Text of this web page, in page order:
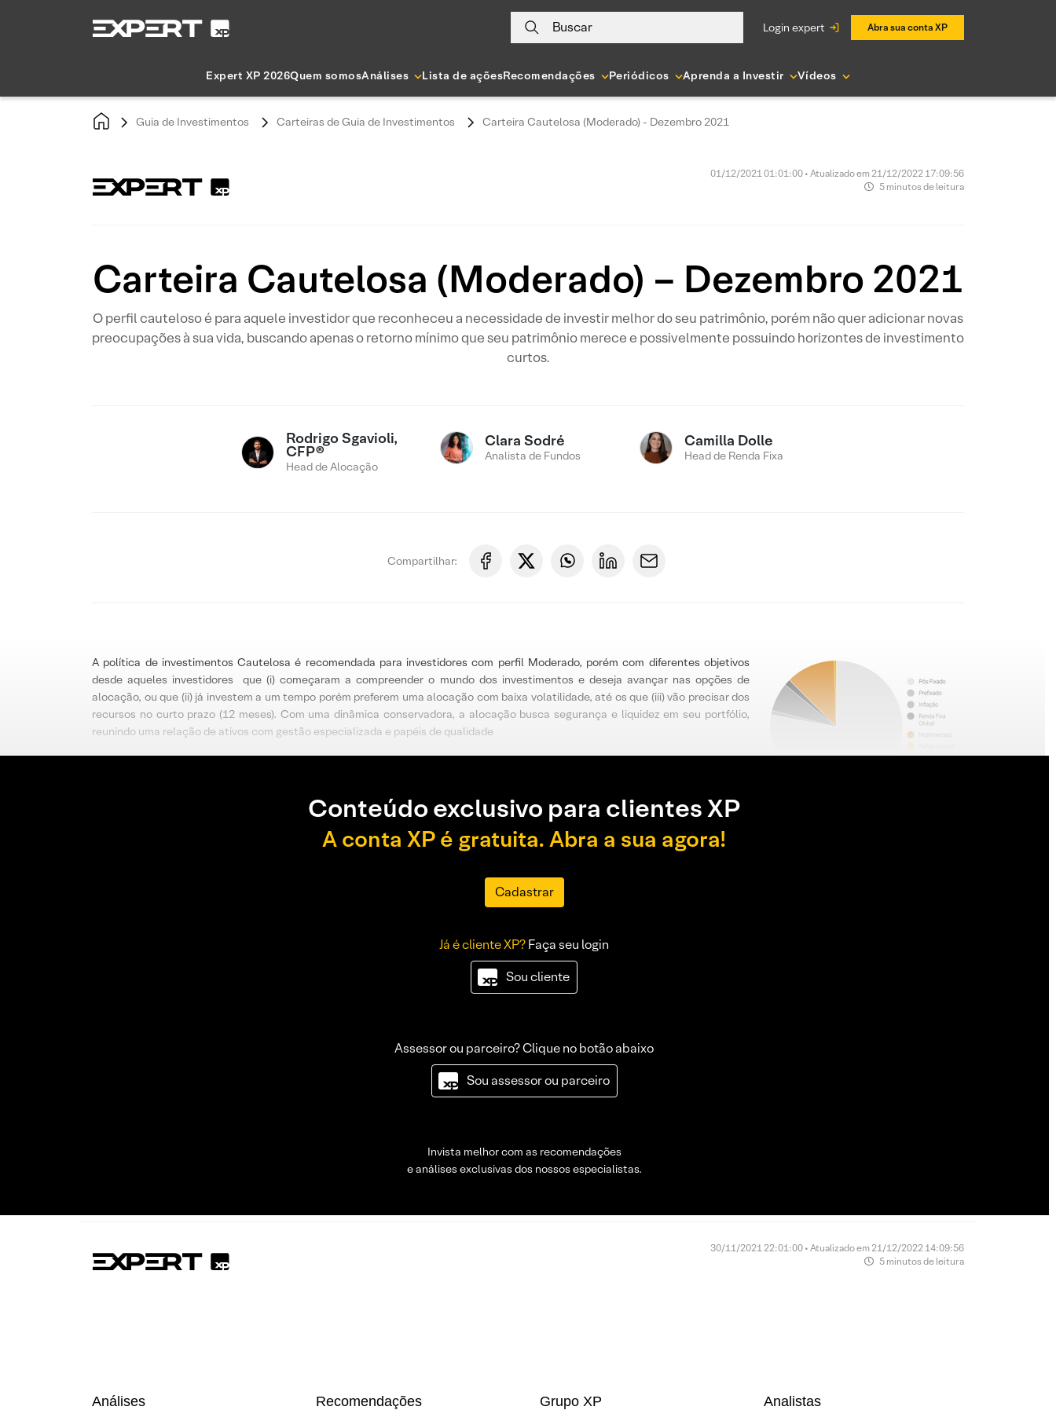
Buscar login expert Abra sua conta XP
Expert XP 2026Quem somosAnálises Lista de açõesRecomendações Periódicos Aprenda a Investir Vídeos
Guia de Investimentos Carteiras de Guia de Investimentos Carteira Cautelosa (Moderado) - Dezembro 2021
01/12/2021 01:01:00 • Atualizado em 21/12/2022 17:09:56
5 minutos de leitura
Carteira Cautelosa (Moderado) – Dezembro 2021
O perfil cauteloso é para aquele investidor que reconheceu a necessidade de investir melhor do seu patrimônio, porém não quer adicionar novas
preocupações à sua vida, buscando apenas o retorno mínimo que seu patrimônio merece e possivelmente possuindo horizontes de investimento
curtos.
Rodrigo Sgavioli,
CFP®
Head de Alocação
Clara Sodré
Analista de Fundos
Camilla Dolle
Head de Renda Fixa
Compartilhar:
A política de investimentos Cautelosa é recomendada para investidores com perfil Moderado, porém com diferentes objetivos
desde aqueles investidores que (i) começaram a compreender o mundo dos investimentos e deseja avançar nas opções de
alocação, ou que (ii) já investem a um tempo porém preferem uma alocação com baixa volatilidade, até os que (iii) vão precisar dos
recursos no curto prazo (12 meses). Com uma dinâmica conservadora, a alocação busca segurança e liquidez em seu portfólio,
reunindo uma relação de ativos com gestão especializada e papéis de qualidade
Conteúdo exclusivo para clientes XP
A conta XP é gratuita. Abra a sua agora!
Cadastrar
Já é cliente XP?Faça seu login
Sou cliente
Assessor ou parceiro? Clique no botão abaixo
Sou assessor ou parceiro
Invista melhor com as recomendações
e análises exclusivas dos nossos especialistas.
30/11/2021 22:01:00 • Atualizado em 21/12/2022 14:09:56
5 minutos de leitura
Análises Recomendações Grupo XP Analistas